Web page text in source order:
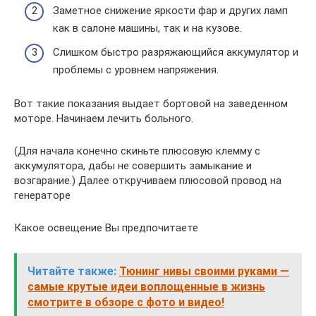
Заметное снижение яркости фар и других ламп
как в салоне машины, так и на кузове.
Слишком быстро разряжающийся аккумулятор и
проблемы с уровнем напряжения.
Вот такие показания выдает бортовой на заведенном
моторе. Начинаем лечить больного.
(Для начала конечно скиньте плюсовую клемму с
аккумулятора, дабы не совершить замыкание и
возгарание.) Далее откручиваем плюсовой провод на
генераторе
Какое освещение Вы предпочитаете
Читайте также: Тюнинг нивы своими руками —
самые крутые идеи воплощенные в жизнь
смотрите в обзоре с фото и видео!